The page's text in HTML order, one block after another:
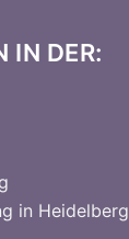
IN DER:
in Heidelberg